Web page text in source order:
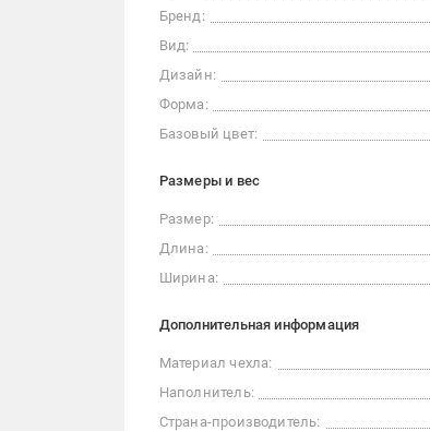
Бренд:
Вид:
Дизайн:
Форма:
Базовый цвет:
Размеры и вес
Размер:
Длина:
Ширина:
Дополнительная информация
Материал чехла:
Наполнитель:
Страна-производитель: